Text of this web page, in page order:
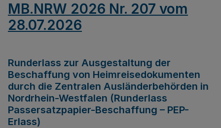
MB.NRW 2026 Nr. 207 vom
28.07.2026
Runderlass zur Ausgestaltung der
Beschaffung von Heimreisedokumenten
durch die Zentralen Ausländerbehörden in
Nordrhein-Westfalen (Runderlass
Passersatzpapier-Beschaffung – PEP-
Erlass)